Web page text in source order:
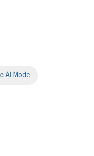
AI Mode